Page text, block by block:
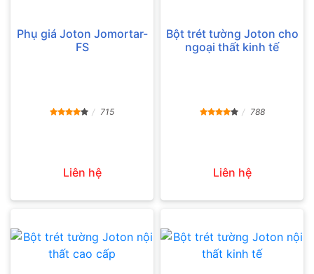
Phụ giá Joton Jomortar-
FS
715
Liên hệ
Bột trét tường Joton cho
ngoại thất kinh tế
788
Liên hệ